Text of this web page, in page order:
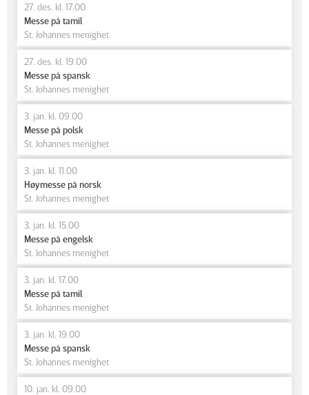
27. des. kl. 17.00
Messe på tamil
St. Johannes menighet
27. des. kl. 19.00
Messe på spansk
St. Johannes menighet
3. jan. kl. 09.00
Messe på polsk
St. Johannes menighet
3. jan. kl. 11.00
Høymesse på norsk
St. Johannes menighet
3. jan. kl. 15.00
Messe på engelsk
St. Johannes menighet
3. jan. kl. 17.00
Messe på tamil
St. Johannes menighet
3. jan. kl. 19.00
Messe på spansk
St. Johannes menighet
10. jan. kl. 09.00